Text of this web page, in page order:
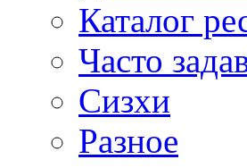
Каталог
Часто
Сизхи
Разное